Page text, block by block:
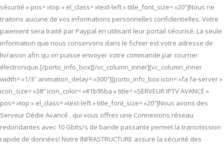
sécurité » pos= »top » el_class= »text-left » title_font_size= »20″]Nous ne
traitons aucune de vos informations personnelles confidentielles. Votre
paiement sera traité par Paypal en utilisant leur portail sécurisé. La seule
information que nous conservons dans le fichier est votre adresse de
livraison afin qu on puisse envoyer votre commande par courrier
électronique.[/porto_info_box][/vc_column_inner][vc_column_inner
width= »1/3″ animation_delay= »300″][porto_info_box icon= »fa fa-server »
icon_size= »38″ icon_color= »#1b95ba » title= »SERVEUR IPTV AVANCÉ »
pos= »top » el_class= »text-left » title_font_size= »20″]Nous avons des
Serveur Dédie Avancé , qui vous offres une Connexions réseau
redondantes avec 10 Gbits/s de bande passante permet la transmission
rapide de données! Notre INFRASTRUCTURE assure la sécurité des